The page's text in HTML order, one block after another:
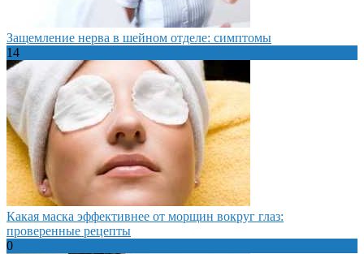
Защемление нерва в шейном отделе: симптомы
14
Какая маска эффективнее от морщин вокруг глаз:
проверенные рецепты
0